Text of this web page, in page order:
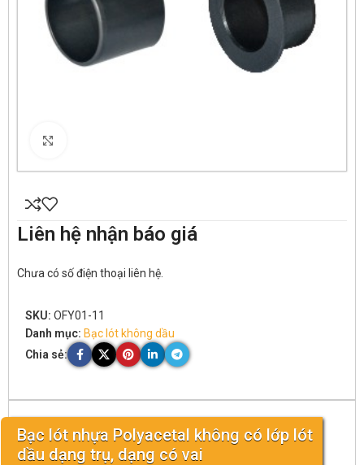
Bạc lót nhựa Polyacetal không có lớp lót
dầu dạng trụ, dạng có vai
Liên hệ nhận báo giá
Chưa có số điện thoại liên hệ.
SKU: OFY01-11
Danh mục: Bạc lót không dầu
Chia sẻ: